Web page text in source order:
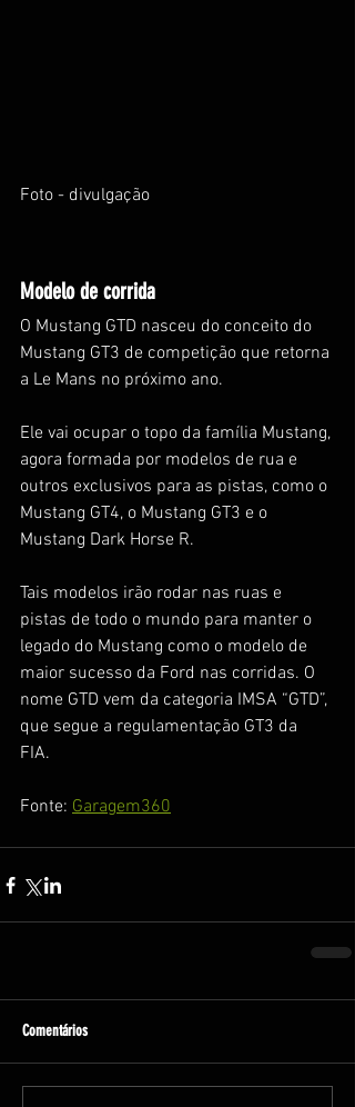
Foto - divulgação
Modelo de corrida
O Mustang GTD nasceu do conceito do
Mustang GT3 de competição que retorna
a Le Mans no próximo ano.
Ele vai ocupar o topo da família Mustang,
agora formada por modelos de rua e
outros exclusivos para as pistas, como o
Mustang GT4, o Mustang GT3 e o
Mustang Dark Horse R.
Tais modelos irão rodar nas ruas e
pistas de todo o mundo para manter o
legado do Mustang como o modelo de
maior sucesso da Ford nas corridas. O
nome GTD vem da categoria IMSA “GTD”,
que segue a regulamentação GT3 da
FIA.
Fonte: Garagem360
Comentários